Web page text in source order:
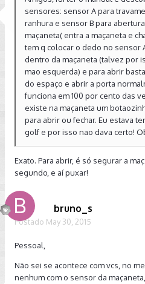
sensores: sensor A para
ranhura e sensor B para
maçaneta( entra a maçaneta e
tem q colocar o dedo no sensor
dentro da maçaneta (talvez por
mao esquerda) e para abrir
do espaço e abrir a porta
funciona em 100 por cento das
existe na maçaneta um
para abrir ou fechar. Eu estava
golf e por isso nao dava certo!
Exato. Para abrir, é só segurar a
segundo, e aí puxar!
bruno_s
Postado May 30, 2015
Pessoal,
Não sei se acontece com vcs, no
nenhum com o sensor da